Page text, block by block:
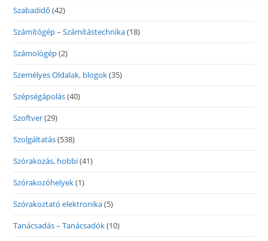
Szabadidő (42)
Számítógép – Számítástechnika(18)
Számológép(2)
Személyes Oldalak, blogok(35)
Szépségápolás(40)
Szoftver(29)
Szolgáltatás(538)
Szórakozás, hobbi(41)
Szórakozóhelyek(1)
Szórakoztató elektronika(5)
Tanácsadás – Tanácsadók(10)